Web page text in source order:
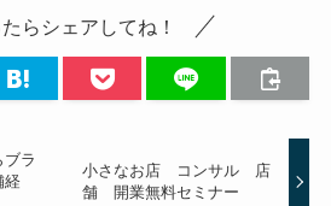
らシェアしてね！
ラ
経
小さなお店 コンサル 店
舗 開業無料セミナー